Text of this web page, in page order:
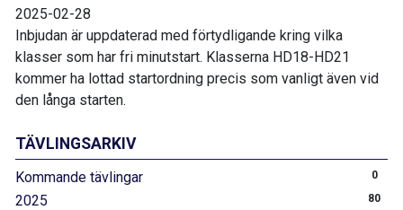
TÄVLINGSARKIV
Kommande tävlingar 0
2025 80
2025-02-28
Inbjudan är uppdaterad med förtydligande kring vilka
klasser som har fri minutstart. Klasserna HD18-HD21
kommer ha lottad startordning precis som vanligt även vid
den långa starten.